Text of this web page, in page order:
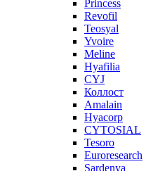
Princess
Revofil
Teosyal
Yvoire
Meline
Hyafilia
CYJ
Коллост
Amalain
Hyacorp
CYTOSIAL
Tesoro
Euroresearch
Sardenya